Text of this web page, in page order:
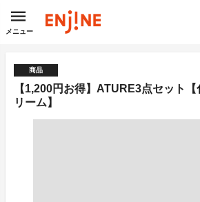
メニュー
商品
【1,200円お得】ATURE3点セット
リーム】